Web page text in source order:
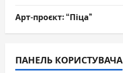
Арт-проєкт: “Піца”
ПАНЕЛЬ КОРИСТУВАЧА